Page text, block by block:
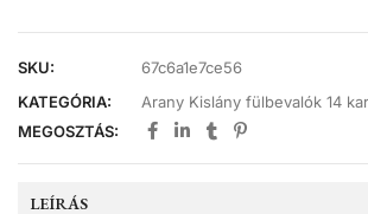
SKU:
67c6a1e7ce56
KATEGÓRIA:
Arany Kislány fülbevalók 14
MEGOSZTÁS:
LEÍRÁS